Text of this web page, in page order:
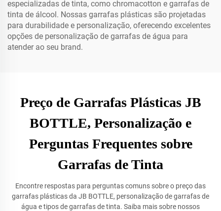
especializadas de tinta, como chromacotton e garrafas de
tinta de álcool. Nossas garrafas plásticas são projetadas
para durabilidade e personalização, oferecendo excelentes
opções de personalização de garrafas de água para
atender ao seu brand.
Preço de Garrafas Plásticas JB
BOTTLE, Personalização e
Perguntas Frequentes sobre
Garrafas de Tinta
Encontre respostas para perguntas comuns sobre o preço das
garrafas plásticas da JB BOTTLE, personalização de garrafas de
água e tipos de garrafas de tinta. Saiba mais sobre nossos